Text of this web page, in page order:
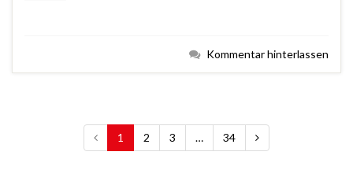
Kommentar hinterlassen
1 2 3 … 34